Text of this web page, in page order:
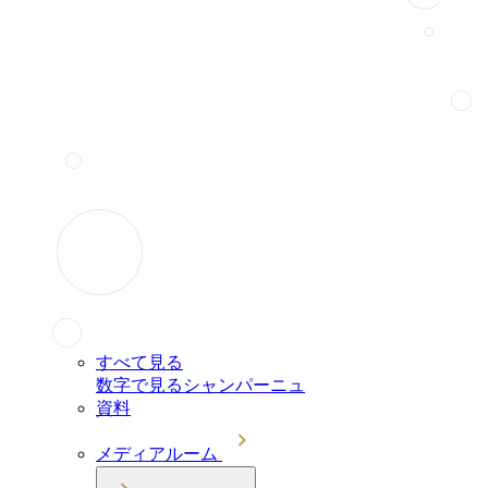
すべて見る
数字で見るシャンパーニュ
資料
メディアルーム